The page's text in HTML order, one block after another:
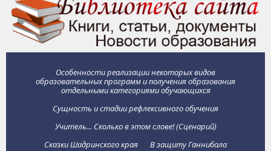
Особенности реализации некоторых видов
образовательных программ и получения образования
отдельными категориями обучающихся
Сущность и стадии рефлексивного обучения
Учитель... Сколько в этом слове! (Сценарий)
Сказки Шадринского края
В защиту Ганнибала